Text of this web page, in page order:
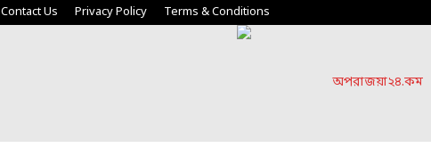
Contact Us Privacy Policy Terms & Conditions